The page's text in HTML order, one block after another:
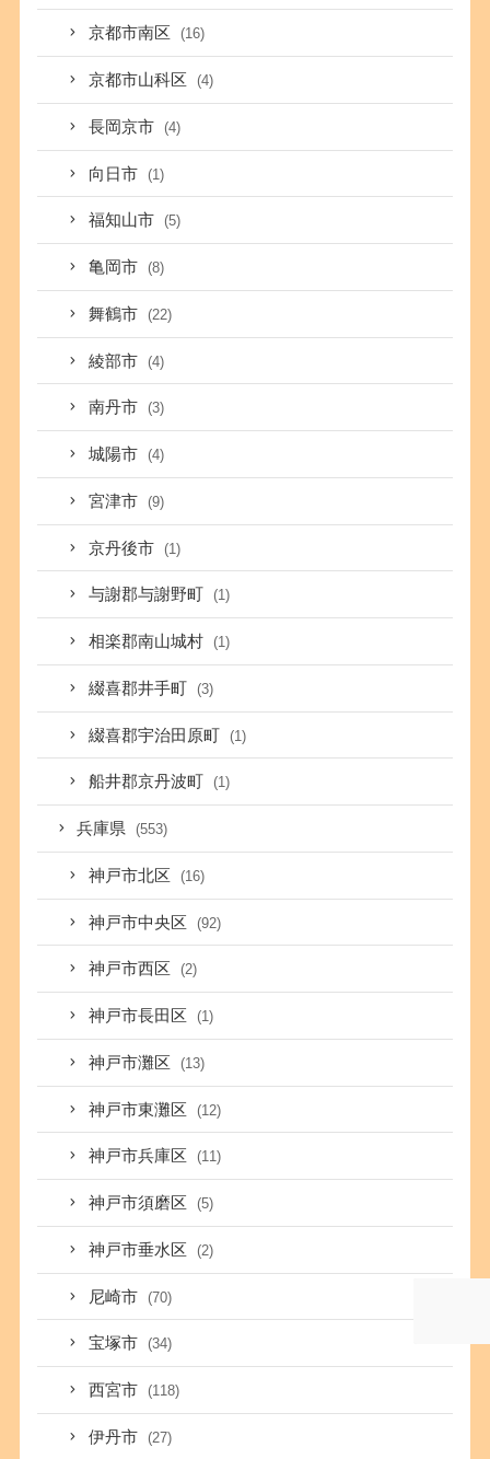
京都市南区 (16)
京都市山科区 (4)
長岡京市 (4)
向日市 (1)
福知山市 (5)
亀岡市 (8)
舞鶴市 (22)
綾部市 (4)
南丹市 (3)
城陽市 (4)
宮津市 (9)
京丹後市 (1)
与謝郡与謝野町 (1)
相楽郡南山城村 (1)
綴喜郡井手町 (3)
綴喜郡宇治田原町 (1)
船井郡京丹波町 (1)
兵庫県 (553)
神戸市北区 (16)
神戸市中央区 (92)
神戸市西区 (2)
神戸市長田区 (1)
神戸市灘区 (13)
神戸市東灘区 (12)
神戸市兵庫区 (11)
神戸市須磨区 (5)
神戸市垂水区 (2)
尼崎市 (70)
宝塚市 (34)
西宮市 (118)
伊丹市 (27)